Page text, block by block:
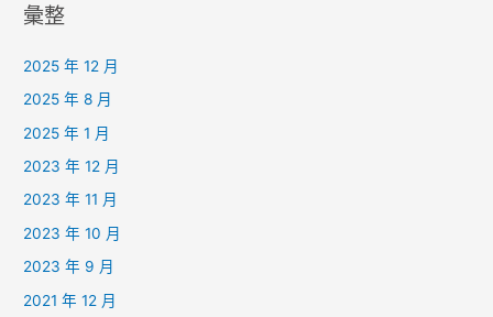
彙整
2025 年 12 月
2025 年 8 月
2025 年 1 月
2023 年 12 月
2023 年 11 月
2023 年 10 月
2023 年 9 月
2021 年 12 月